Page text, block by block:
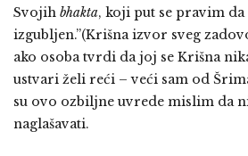
Svojih bhakta, koji put se pravim da
izgubljen.”(Krišna izvor sveg
ako osoba tvrdi da joj se Krišna
ustvari želi reći – veći sam od
su ovo ozbiljne uvrede mislim da
naglašavati.